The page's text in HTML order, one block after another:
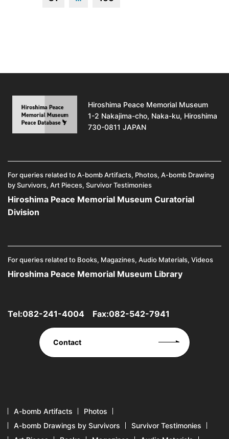
Hiroshima Peace Memorial Museum
1-2 Nakajima-cho, Naka-ku, Hiroshima
730-0811 JAPAN
For queries related to A-bomb Artifacts, Photos, A-bomb Drawing
by Survivors, Art Pieces, Survivor Testimonies
Hiroshima Peace Memorial Museum Curatorial
Division
For queries related to Books, Magazines, Audio Materials, Videos
Hiroshima Peace Memorial Museum Library
Tel:082-241-4004 Fax:082-542-7941
Contact
A-bomb Artifacts
Photos
A-bomb Drawings by Survivors
Survivor Testimonies